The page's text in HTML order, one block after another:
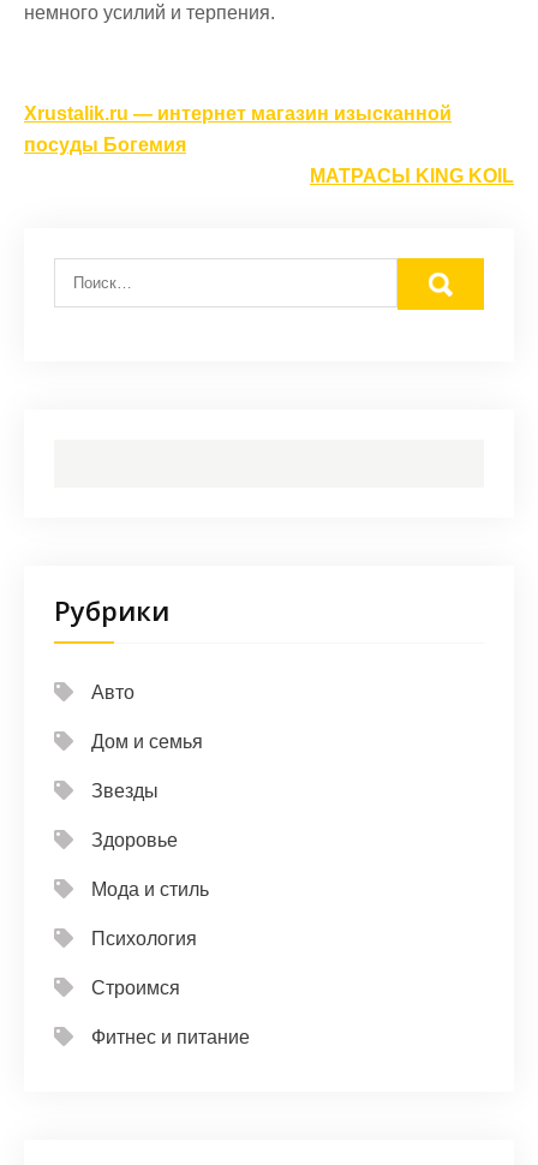
немного усилий и терпения.
Навигация
по
Xrustalik.ru — интернет магазин изысканной
посуды Богемия
МАТРАСЫ KING KOIL
Рубрики
Авто
Дом и семья
Звезды
Здоровье
Мода и стиль
Психология
Строимся
Фитнес и питание